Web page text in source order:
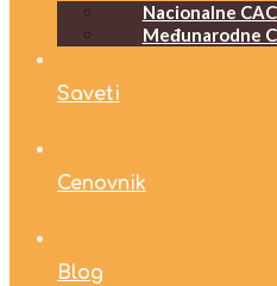
Nacionalne
Međunarodne
Saveti
Cenovnik
Blog